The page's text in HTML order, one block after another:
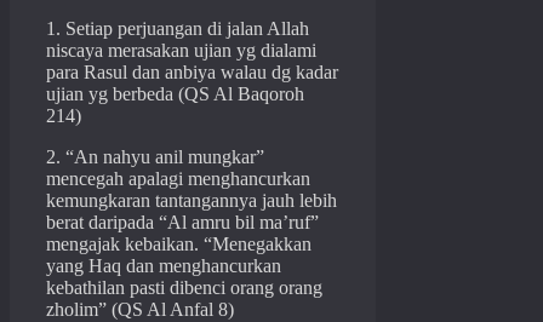
1. Setiap perjuangan di jalan Allah
niscaya merasakan ujian yg dialami
para Rasul dan anbiya walau dg kadar
ujian yg berbeda (QS Al Baqoroh
214)
2. “An nahyu anil mungkar”
mencegah apalagi menghancurkan
kemungkaran tantangannya jauh lebih
berat daripada “Al amru bil ma’ruf”
mengajak kebaikan. “Menegakkan
yang Haq dan menghancurkan
kebathilan pasti dibenci orang orang
zholim” (QS Al Anfal 8)